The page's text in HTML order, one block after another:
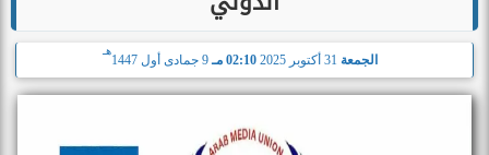
الجمعة 02:10 مـ 9 جمادى أول 1447
هـ